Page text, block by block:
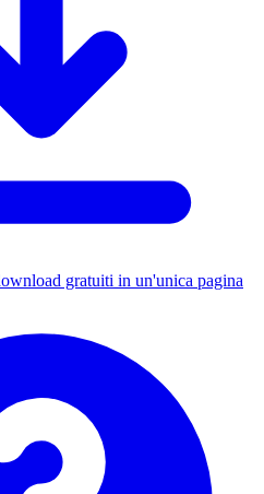
gratuiti in un'unica pagina